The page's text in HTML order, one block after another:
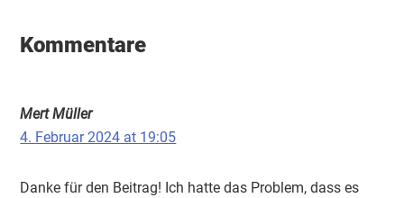
Interaktionen
Kommentare
Mert Müller
4. Februar 2024 at 19:05
Danke für den Beitrag! Ich hatte das Problem, dass es